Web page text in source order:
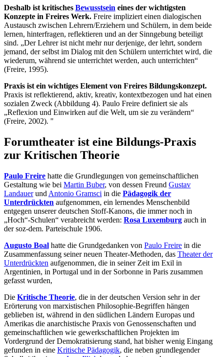
Deshalb ist kritisches Bewusstsein eines der wichtigsten
Konzepte in Freires Werk. Freire impliziert einen dialogischen
Austausch zwischen Lehrern/Erziehern und Schülern, in dem beide
lernen, hinterfragen, reflektieren und an der Sinngebung beteiligt
sind. „Der Lehrer ist nicht mehr nur derjenige, der lehrt, sondern
jemand, der selbst im Dialog mit den Schülern unterrichtet wird, die
wiederum, während sie unterrichtet werden, auch unterrichten“
(Freire, 1995).
Praxis ist ein wichtiges Element von Freires Bildungskonzept.
Praxis ist reflektierend, aktiv, kreativ, kontextbezogen und hat einen
sozialen Zweck (Abbildung 4). Paulo Freire definiert sie als
„Reflexion und Einwirken auf die Welt, um sie zu verändern“
(Freire, 2002). "
Forumtheater ist eine Bildungs-Praxis
zur Kritischen Theorie
Paulo Freire hatte die Grundlegungen von gemeinschaftlichen
Gestaltung wie bei Martin Buber, von dessen Freund Gustav
Landauerund Antonio Gramsci in die Pädagogik der
Unterdrückten aufgenommen, ein lernendes Menschenbild
entgegen unserer deutschen Stoff-Kanons, die immer noch in
„Hoch“-Schulen“ verabreicht werden: Rosa Luxemburg auch in
der soz-dem. Parteischule 1906.
Augusto Boal hatte die Grundgedanken von Paulo Freire in die
Zusammenfassung seiner neuen Theater-Methoden, das Theater der
Unterdrückten aufgenommen, die in seiner Zeit im Exil in
Argentinien, in Portugal und in der Sorbonne in Paris zusammen
gefasst wurden,
Die Kritische Theorie, die in der deutschen Version sehr in der
Erörterung von marxistischen Philosophie-Begriffen hängen
geblieben ist, während in den südlichen Ländern Europas und
Amerikas die anarchistische Praxis von Genossenschaften und
gemeinschaftlichen wie gewerkschaftlichen Projekten im
Vordergrund der Demokratisierung stand, hat bisher wenig Eingang
gefunden in eine Kritische Pädagogik, die neben grundlegender